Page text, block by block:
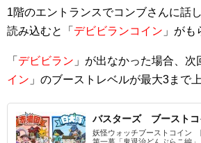
1階のエントランスでコンブさんに話
読み込むと「 デビビランコイン 」がも
「 デビビラン 」が出なかった場合、次
イン 」のブーストレベルが最大3まで上
バスターズ ブーストコ
妖怪ウォッチブーストコイン